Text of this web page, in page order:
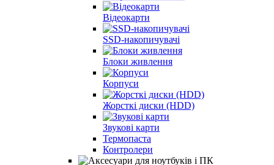
Відеокарти
SSD-накопичувачі
Блоки живлення
Корпуси
Жорсткі диски (HDD)
Звукові карти
Термопаста
Контролери